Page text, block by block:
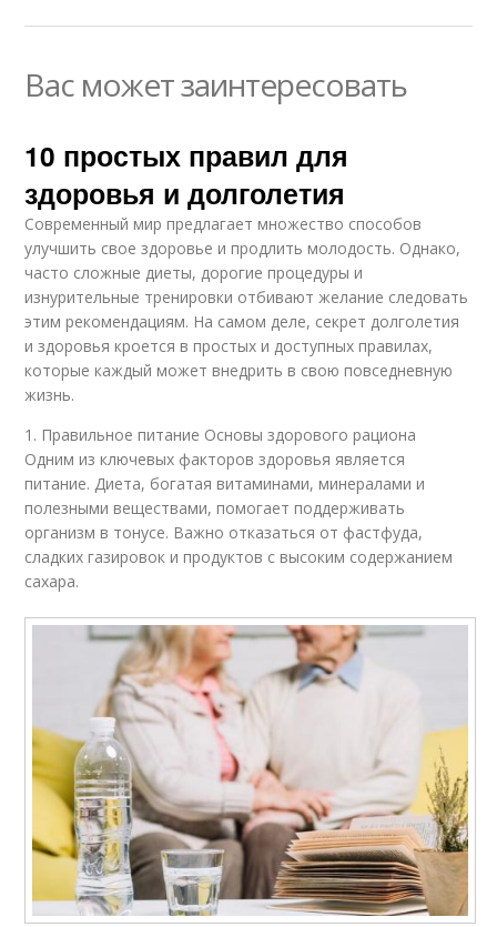
Вас может заинтересовать
10 простых правил для
здоровья и долголетия
Современный мир предлагает множество способов
улучшить свое здоровье и продлить молодость. Однако,
часто сложные диеты, дорогие процедуры и
изнурительные тренировки отбивают желание следовать
этим рекомендациям. На самом деле, секрет долголетия
и здоровья кроется в простых и доступных правилах,
которые каждый может внедрить в свою повседневную
жизнь.
1. Правильное питание Основы здорового рациона
Одним из ключевых факторов здоровья является
питание. Диета, богатая витаминами, минералами и
полезными веществами, помогает поддерживать
организм в тонусе. Важно отказаться от фастфуда,
сладких газировок и продуктов с высоким содержанием
сахара.